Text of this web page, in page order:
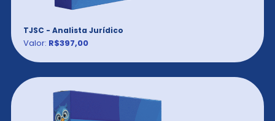
TJSC - Analista Jurídico
Valor: R$397,00